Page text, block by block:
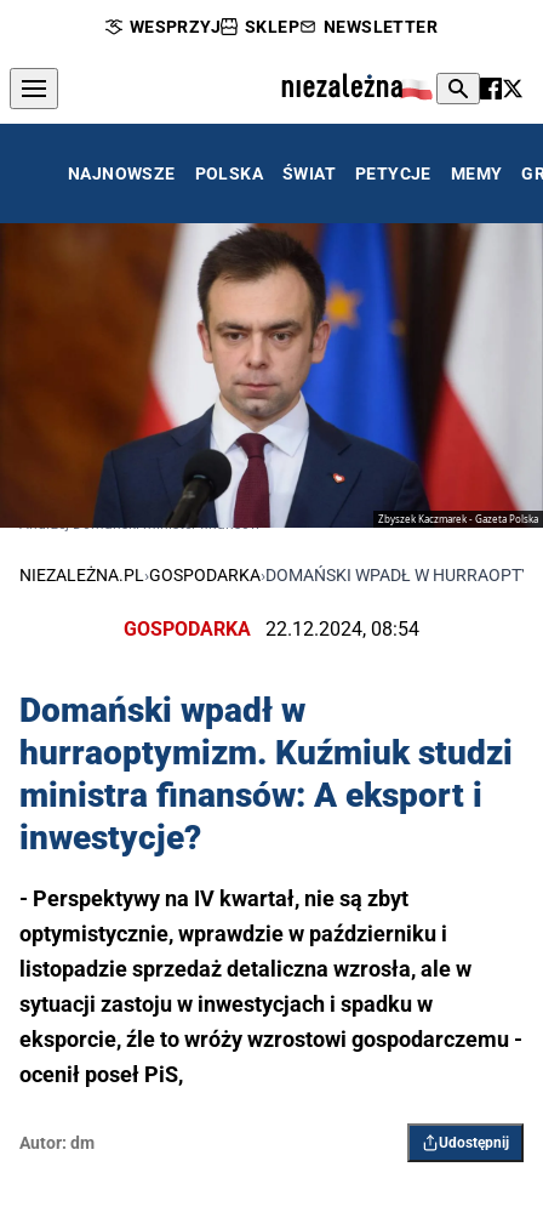
WESPRZYJ SKLEP NEWSLETTER
NAJNOWSZE POLSKA ŚWIAT PETYCJE MEMY
Zbyszek Kaczmarek - Gazeta Polska
Andrzej Domański minister finansów
NIEZALEŻNA.PL ›GOSPODARKA›DOMAŃSKI WPADŁ W
GOSPODARKA 22.12.2024, 08:54
Domański wpadł w
hurraoptymizm. Kuźmiuk studzi
ministra finansów: A eksport i
inwestycje?
- Perspektywy na IV kwartał, nie są zbyt
optymistycznie, wprawdzie w październiku i
listopadzie sprzedaż detaliczna wzrosła, ale w
sytuacji zastoju w inwestycjach i spadku w
eksporcie, źle to wróży wzrostowi gospodarczemu -
ocenił poseł PiS,
Autor: dm Udostępnij